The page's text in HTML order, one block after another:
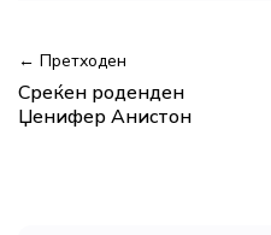
← Претходен
Среќен роденден
Џенифер Анистон